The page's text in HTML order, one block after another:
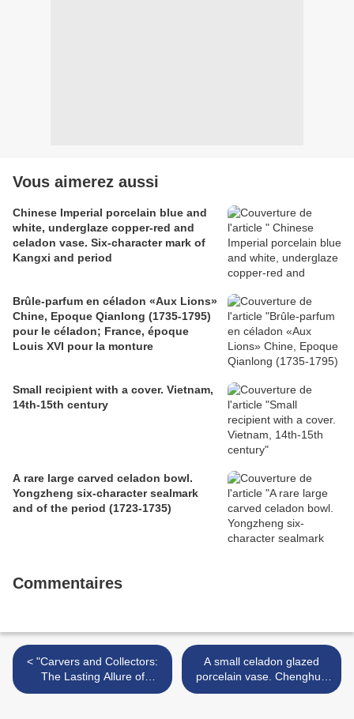
Vous aimerez aussi
Chinese Imperial porcelain blue and
white, underglaze copper-red and
celadon vase. Six-character mark of
Kangxi and period
Brûle-parfum en céladon «Aux Lions»
Chine, Epoque Qianlong (1735-1795)
pour le céladon; France, époque
Louis XVI pour la monture
Small recipient with a cover. Vietnam,
14th-15th century
A rare large carved celadon bowl.
Yongzheng six-character sealmark
and of the period (1723-1735)
Commentaires
< "Carvers and Collectors:
The Lasting Allure of
Ancient Gems" @ the J.
A small celadon glazed
porcelain vase. Chenghua
Mark >